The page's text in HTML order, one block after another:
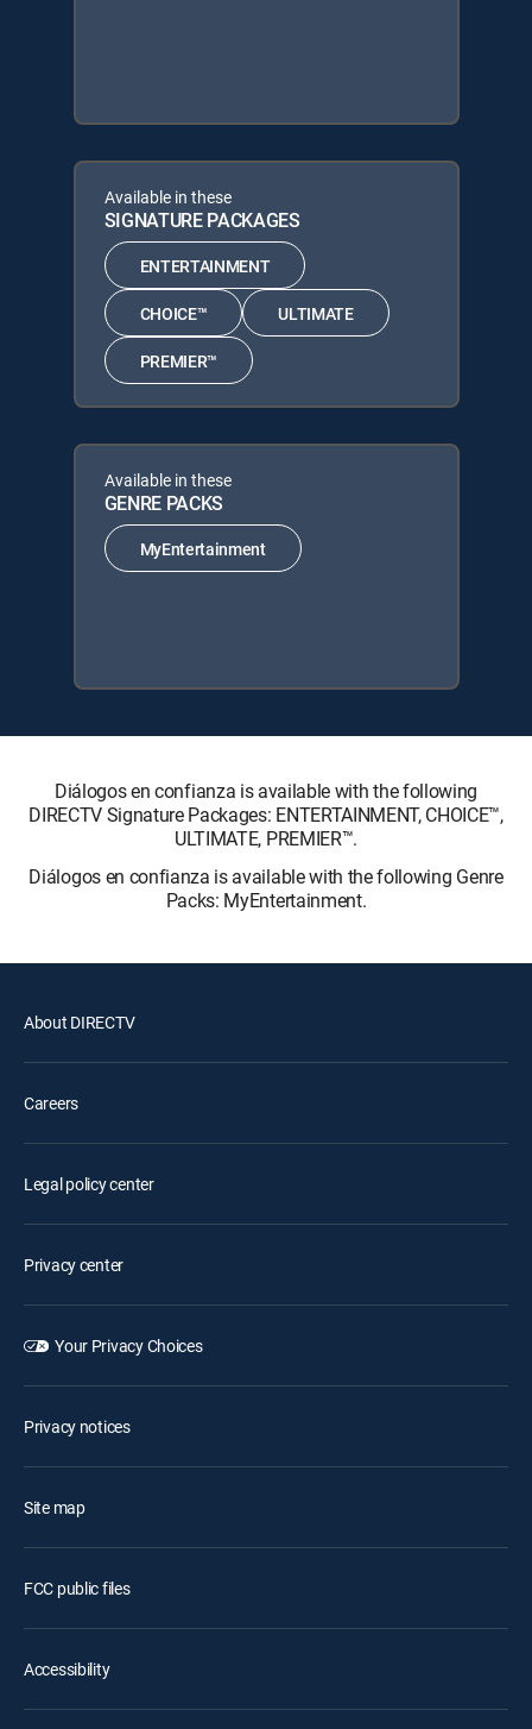
Available in these
SIGNATURE PACKAGES
ENTERTAINMENT
CHOICE™ ULTIMATE
PREMIER™
Available in these
GENRE PACKS
MyEntertainment
Diálogos en confianza is available with the following
DIRECTV Signature Packages: ENTERTAINMENT, CHOICE™,
ULTIMATE, PREMIER™.
Diálogos en confianza is available with the following Genre
Packs: MyEntertainment.
About DIRECTV
Careers
Legal policy center
Privacy center
Your Privacy Choices
Privacy notices
Site map
FCC public files
Accessibility